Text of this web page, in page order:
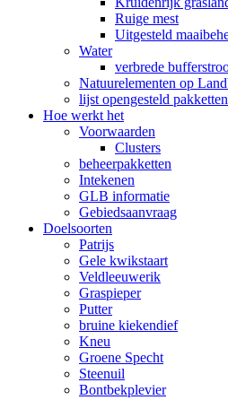
Ruige mest
Uitgesteld
Water
verbrede
Natuurelementen op
lijst opengesteld pakketten
Hoe werkt het
Voorwaarden
Clusters
beheerpakketten
Intekenen
GLB informatie
Gebiedsaanvraag
Doelsoorten
Patrijs
Gele kwikstaart
Veldleeuwerik
Graspieper
Putter
bruine kiekendief
Kneu
Groene Specht
Steenuil
Bontbekplevier